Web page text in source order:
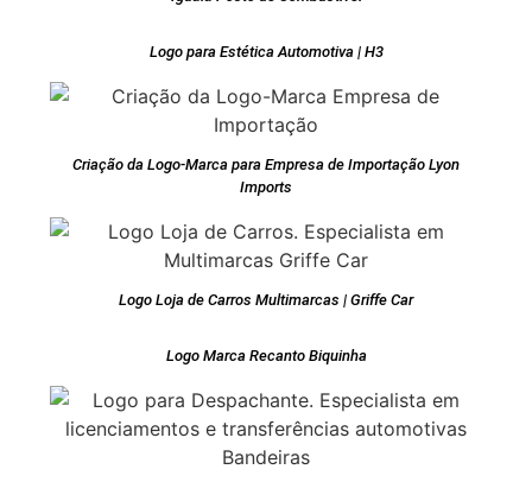
Logo para Estética Automotiva | H3
Criação da Logo-Marca para Empresa de Importação Lyon
Imports
Logo Loja de Carros Multimarcas | Griffe Car
Logo Marca Recanto Biquinha